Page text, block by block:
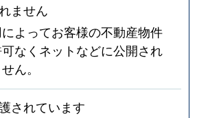
ません
よってお客様の不動産物件
なくネットなどに公開され
ん。
されています